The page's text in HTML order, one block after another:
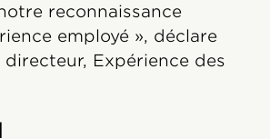
reconnaissance
employé », déclare
directeur, Expérience des